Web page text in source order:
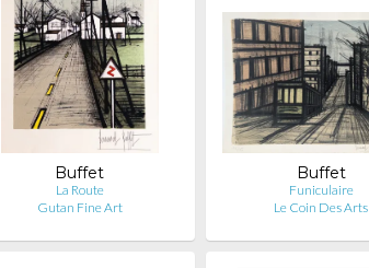
Buffet
La Route
Gutan Fine Art
Buffet
Funiculaire
Le Coin Des Arts